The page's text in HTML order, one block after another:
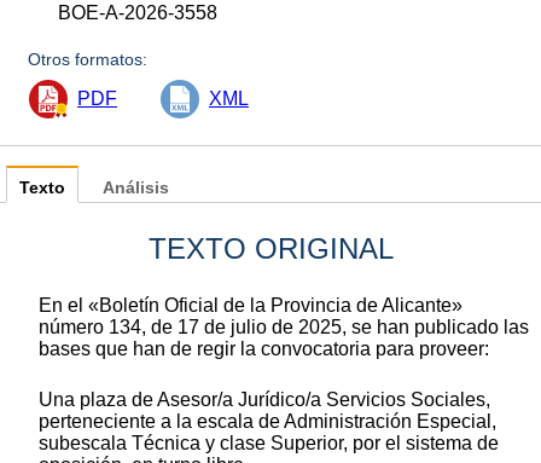
BOE-A-2026-3558
Otros formatos:
PDF XML
Texto
TEXTO ORIGINAL
En el «Boletín Oficial de la Provincia de Alicante»
número 134, de 17 de julio de 2025, se han publicado las
bases que han de regir la convocatoria para proveer:
Una plaza de Asesor/a Jurídico/a Servicios Sociales,
perteneciente a la escala de Administración Especial,
subescala Técnica y clase Superior, por el sistema de
Análisis